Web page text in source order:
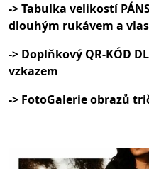
-> Tabulka velikostí
dlouhým rukávem a
-> Doplňkový QR-KÓD
vzkazem
-> FotoGalerie obrazů